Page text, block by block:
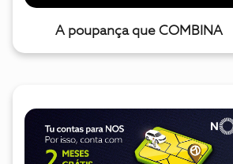
A poupança que COMBINA